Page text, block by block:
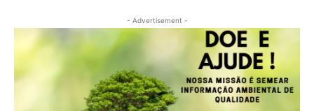
- Advertisement -